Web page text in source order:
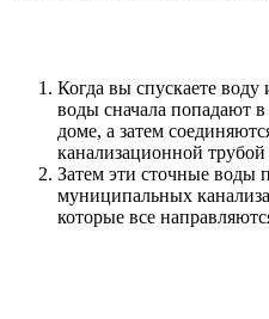
Когда вы спускаете
воды сначала попадают
доме, а затем
канализационной
Затем эти сточные воды
муниципальных
которые все